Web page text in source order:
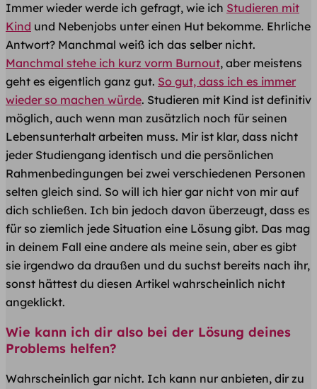
Immer wieder werde ich gefragt, wie ich Studieren mit
Kind und Nebenjobs unter einen Hut bekomme. Ehrliche
Antwort? Manchmal weiß ich das selber nicht.
Manchmal stehe ich kurz vorm Burnout, aber meistens
geht es eigentlich ganz gut. So gut, dass ich es immer
wieder so machen würde. Studieren mit Kind ist definitiv
möglich, auch wenn man zusätzlich noch für seinen
Lebensunterhalt arbeiten muss. Mir ist klar, dass nicht
jeder Studiengang identisch und die persönlichen
Rahmenbedingungen bei zwei verschiedenen Personen
selten gleich sind. So will ich hier gar nicht von mir auf
dich schließen. Ich bin jedoch davon überzeugt, dass es
für so ziemlich jede Situation eine Lösung gibt. Das mag
in deinem Fall eine andere als meine sein, aber es gibt
sie irgendwo da draußen und du suchst bereits nach ihr,
sonst hättest du diesen Artikel wahrscheinlich nicht
angeklickt.
Wie kann ich dir also bei der Lösung deines
Problems helfen?
Wahrscheinlich gar nicht. Ich kann nur anbieten, dir zu